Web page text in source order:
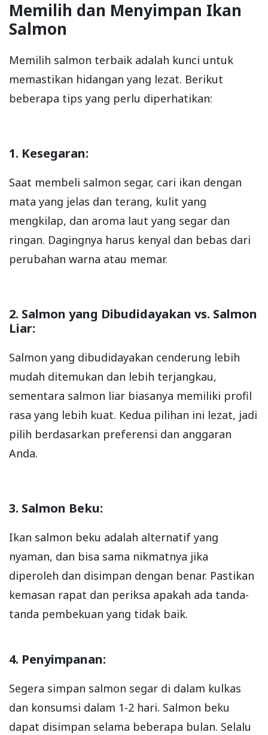
Memilih dan Menyimpan Ikan
Salmon
Memilih salmon terbaik adalah kunci untuk
memastikan hidangan yang lezat. Berikut
beberapa tips yang perlu diperhatikan:
1. Kesegaran:
Saat membeli salmon segar, cari ikan dengan
mata yang jelas dan terang, kulit yang
mengkilap, dan aroma laut yang segar dan
ringan. Dagingnya harus kenyal dan bebas dari
perubahan warna atau memar.
2. Salmon yang Dibudidayakan vs. Salmon
Liar:
Salmon yang dibudidayakan cenderung lebih
mudah ditemukan dan lebih terjangkau,
sementara salmon liar biasanya memiliki profil
rasa yang lebih kuat. Kedua pilihan ini lezat, jadi
pilih berdasarkan preferensi dan anggaran
Anda.
3. Salmon Beku:
Ikan salmon beku adalah alternatif yang
nyaman, dan bisa sama nikmatnya jika
diperoleh dan disimpan dengan benar. Pastikan
kemasan rapat dan periksa apakah ada tanda-
tanda pembekuan yang tidak baik.
4. Penyimpanan:
Segera simpan salmon segar di dalam kulkas
dan konsumsi dalam 1-2 hari. Salmon beku
dapat disimpan selama beberapa bulan. Selalu